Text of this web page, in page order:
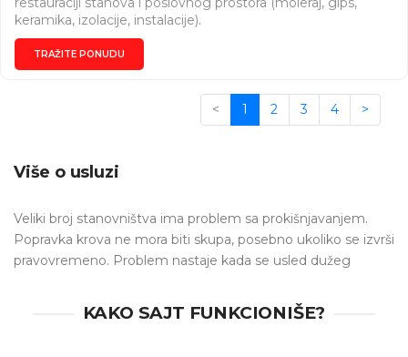
keramika, izolacije, instalacije).
TRAŽITE PONUDU
< 1 2 3 4 >
Više o usluzi
Veliki broj stanovništva ima problem sa prokišnjavanjem.
Popravka krova ne mora biti skupa, posebno ukoliko se izvrši
pravovremeno. Problem nastaje kada se usled dužeg
KAKO SAJT FUNKCIONIŠE?